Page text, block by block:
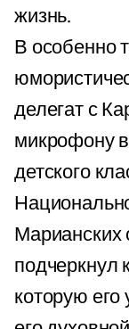
жизнь.
В особенно
делегат с
микрофону
детского
Марианских
подчеркнул
которую его